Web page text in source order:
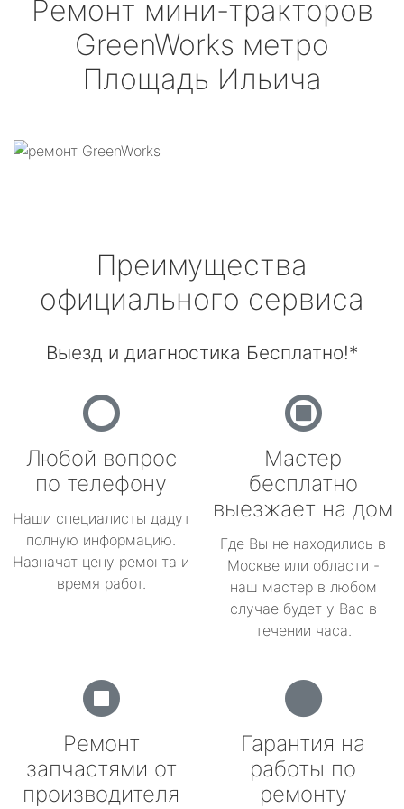
Ремонт мини-тракторов
GreenWorks метро
Площадь Ильича
Преимущества
официального сервиса
Выезд и диагностика Бесплатно!*
Любой вопрос
по телефону
Наши специалисты дадут
полную информацию.
Назначат цену ремонта и
время работ.
Мастер
бесплатно
выезжает на дом
Где Вы не находились в
Москве или области -
наш мастер в любом
случае будет у Вас в
течении часа.
Ремонт
запчастями от
производителя
Гарантия на
работы по
ремонту